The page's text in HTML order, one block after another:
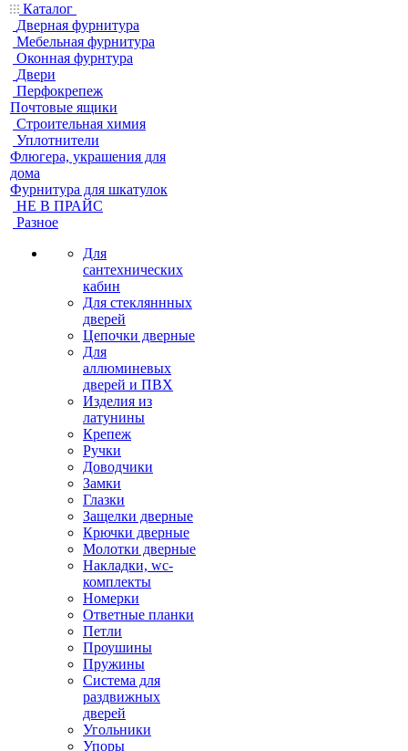
Каталог
Дверная фурнитура
Мебельная фурнитура
Оконная фурнтура
Двери
Перфокрепеж
Почтовые ящики
Строительная химия
Уплотнители
Флюгера, украшения для
дома
Фурнитура для шкатулок
НЕ В ПРАЙС
Разное
Для
сантехнических
кабин
Для стекляннных
дверей
Цепочки дверные
Для
аллюминевых
дверей и ПВХ
Изделия из
латунины
Крепеж
Ручки
Доводчики
Замки
Глазки
Защелки дверные
Крючки дверные
Молотки дверные
Накладки, wc-
комплекты
Номерки
Ответные планки
Петли
Проушины
Пружины
Система для
раздвижных
дверей
Угольники
Упоры